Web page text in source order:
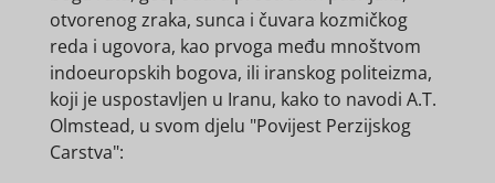
otvorenog zraka, sunca i čuvara kozmičkog
reda i ugovora, kao prvoga među mnoštvom
indoeuropskih bogova, ili iranskog politeizma,
koji je uspostavljen u Iranu, kako to navodi A.T.
Olmstead, u svom djelu "Povijest Perzijskog
Carstva":